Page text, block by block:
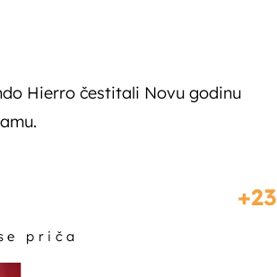
Hierro čestitali Novu godinu
23
priča